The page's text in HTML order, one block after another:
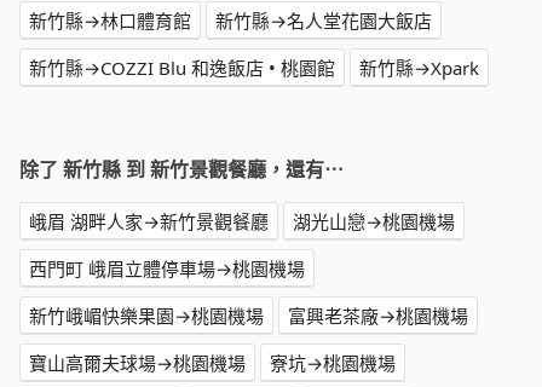
新竹縣→林口體育館
新竹縣→名人堂花園大飯店
新竹縣→COZZI Blu 和逸飯店 • 桃園館
新竹縣→Xpark
除了 新竹縣 到 新竹景觀餐廳，還有⋯
峨眉 湖畔人家→新竹景觀餐廳
湖光山戀→桃園機場
西門町 峨眉立體停車場→桃園機場
新竹峨嵋快樂果園→桃園機場
富興老茶廠→桃園機場
寶山高爾夫球場→桃園機場
寮坑→桃園機場